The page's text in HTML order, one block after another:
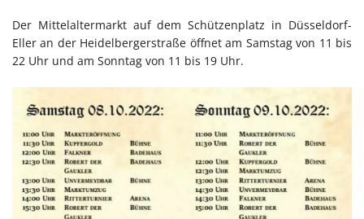
Der Mittelaltermarkt auf dem Schützenplatz in Düsseldorf-
Eller an der Heidelbergerstraße öffnet am Samstag von 11 bis
22 Uhr und am Sonntag von 11 bis 19 Uhr.